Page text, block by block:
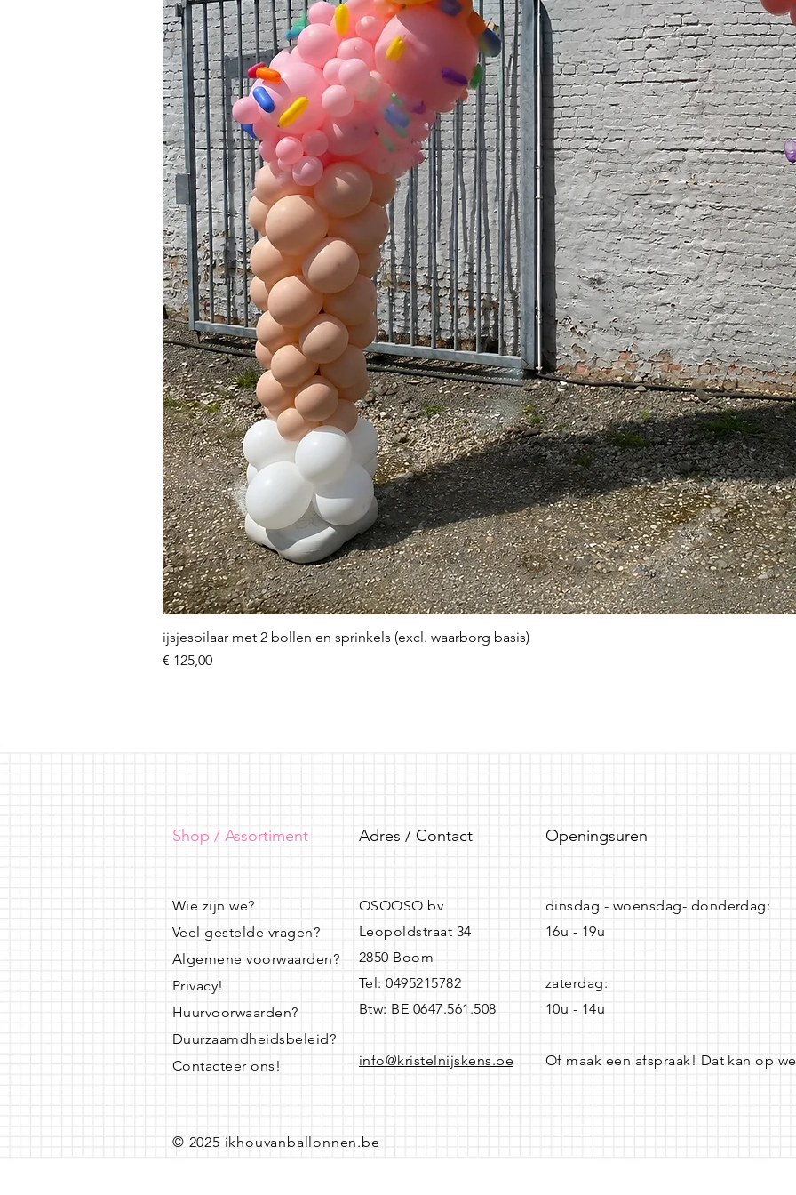
ijsjespilaar met 2 bollen en sprinkels (excl. waarborg basis)
Prijs
€ 125,00
Shop / Assortiment Adres / Contact Openingsuren
Wie zijn we?
Veel gestelde vragen?
Algemene voorwaarden?
Privacy!
Huurvoorwaarden?
Duurzaamdheidsbeleid?
Contacteer ons!
OSOOSO bv
Leopoldstraat 34
2850 Boom
Tel: 0495215782
Btw: BE 0647.561.508
info@kristelnijskens.be
dinsdag - woensdag- donderdag:
16u - 19u
zaterdag:
10u - 14u
Of maak een afspraak! Dat kan op
© 2025 ikhouvanballonnen.be